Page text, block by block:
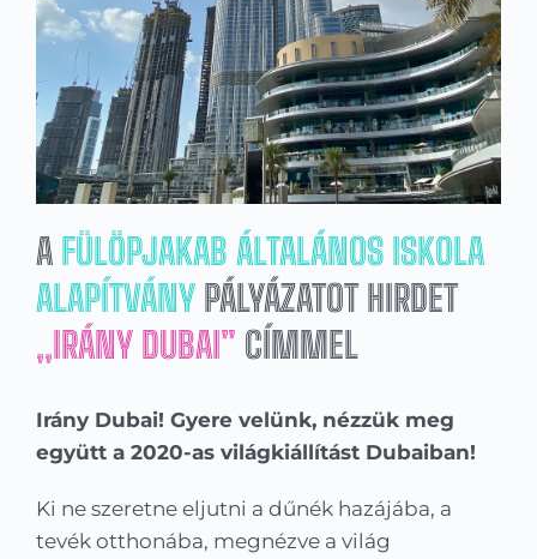
A FÜLÖPJAKAB ÁLTALÁNOS ISKOLA
ALAPÍTVÁNY PÁLYÁZATOT HIRDET
„IRÁNY DUBAI” CÍMMEL
Irány Dubai! Gyere velünk, nézzük meg
együtt a 2020-as világkiállítást Dubaiban!
Ki ne szeretne eljutni a dűnék hazájába, a
tevék otthonába, megnézve a világ